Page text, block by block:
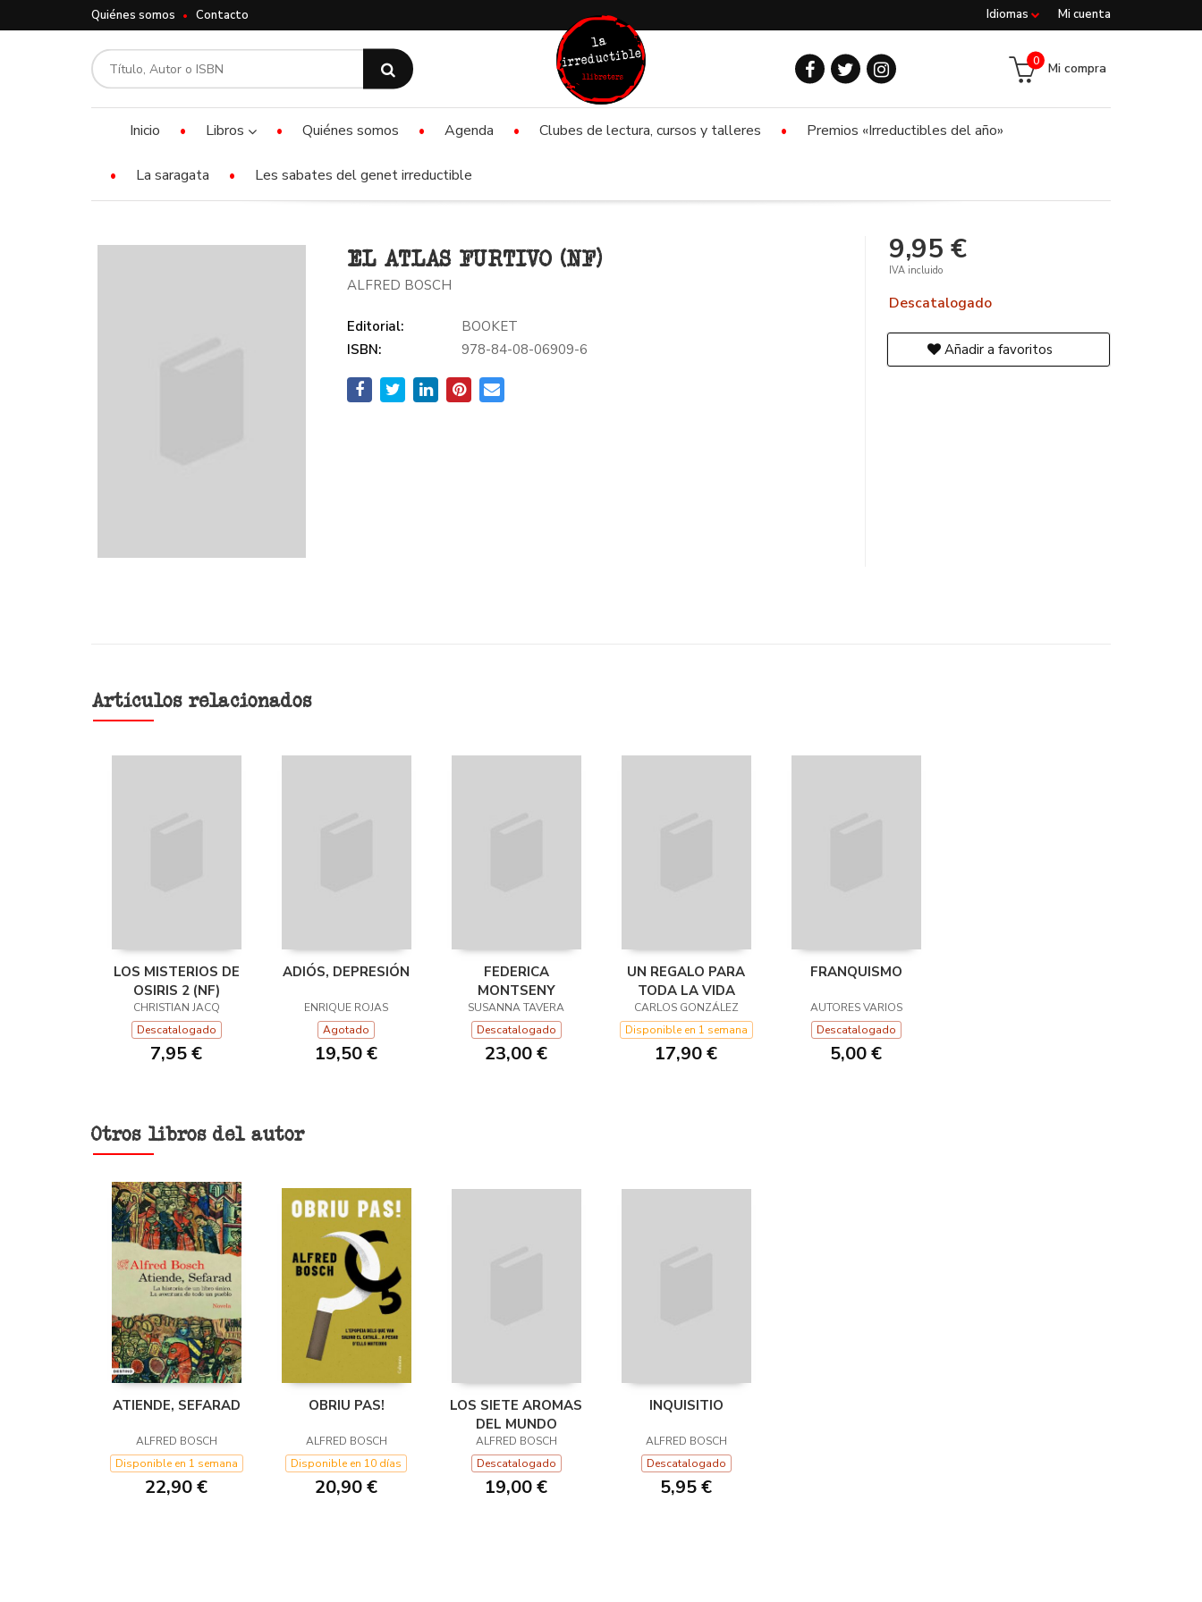
Mi cuenta
Idiomas
Quiénes somos Contacto
Mi compra
0
Inicio Libros Quiénes somos Agenda Clubes de lectura, cursos y talleres Premios «Irreductibles del año»
La saragata Les sabates del genet irreductible
EL ATLAS FURTIVO (NF)
ALFRED BOSCH
Editorial:
BOOKET
ISBN:
978-84-08-06909-6
9,95 €
IVA incluido
Descatalogado
Añadir a favoritos
Artículos relacionados
LOS MISTERIOS DE
OSIRIS 2 (NF)
CHRISTIAN JACQ
Descatalogado
7,95 €
ADIÓS, DEPRESIÓN
ENRIQUE ROJAS
Agotado
19,50 €
FEDERICA
MONTSENY
SUSANNA TAVERA
Descatalogado
23,00 €
UN REGALO PARA
TODA LA VIDA
CARLOS GONZÁLEZ
Disponible en 1 semana
17,90 €
FRANQUISMO
AUTORES VARIOS
Descatalogado
5,00 €
Otros libros del autor
ATIENDE, SEFARAD
ALFRED BOSCH
Disponible en 1 semana
22,90 €
OBRIU PAS!
ALFRED BOSCH
Disponible en 10 días
20,90 €
LOS SIETE AROMAS
DEL MUNDO
ALFRED BOSCH
Descatalogado
19,00 €
INQUISITIO
ALFRED BOSCH
Descatalogado
5,95 €